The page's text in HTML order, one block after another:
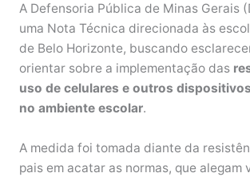
A Defensoria Pública de Minas Gerais
uma Nota Técnica direcionada às
de Belo Horizonte, buscando
orientar sobre a implementação das
uso de celulares e outros
no ambiente escolar.
A medida foi tomada diante da
pais em acatar as normas, que alegam